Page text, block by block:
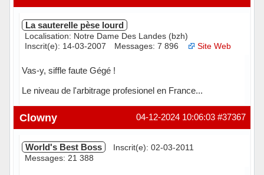
La sauterelle pèse lourd
Localisation: Notre Dame Des Landes (bzh)
Inscrit(e): 14-03-2007
Messages: 7 896 Site Web
Vas-y, siffle faute Gégé !
Le niveau de l'arbitrage profesionel en France...
Hors ligne #37367
04-12-2024 10:06:03
Clowny
World's Best Boss
Inscrit(e): 02-03-2011
Messages: 21 388